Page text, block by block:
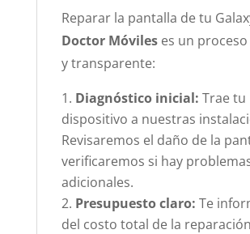
Reparar la pantalla de tu
Doctor Móvileses un proceso
y transparente:
Diagnóstico inicial: Trae tu
dispositivo a nuestras
Revisaremos el daño de la
verificaremos si hay
adicionales.
Presupuesto claro: Te
del costo total de la